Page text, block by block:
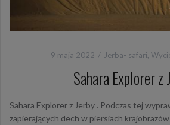
9 maja 2022 Jerba- safari,
Sahara Explorer z
Sahara Explorer z Jerby . Podczas tej
zapierających dech w piersiach